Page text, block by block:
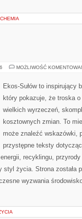
MOŻLIWOŚĆ
Ekos-Sułów to inspirujący
który pokazuje, że troska
wielkich wyrzeczeń,
kosztownych zmian. To
może znaleźć wskazówki,
przystępne teksty
recyklingu,
styl życia. Strona została
wyzwania